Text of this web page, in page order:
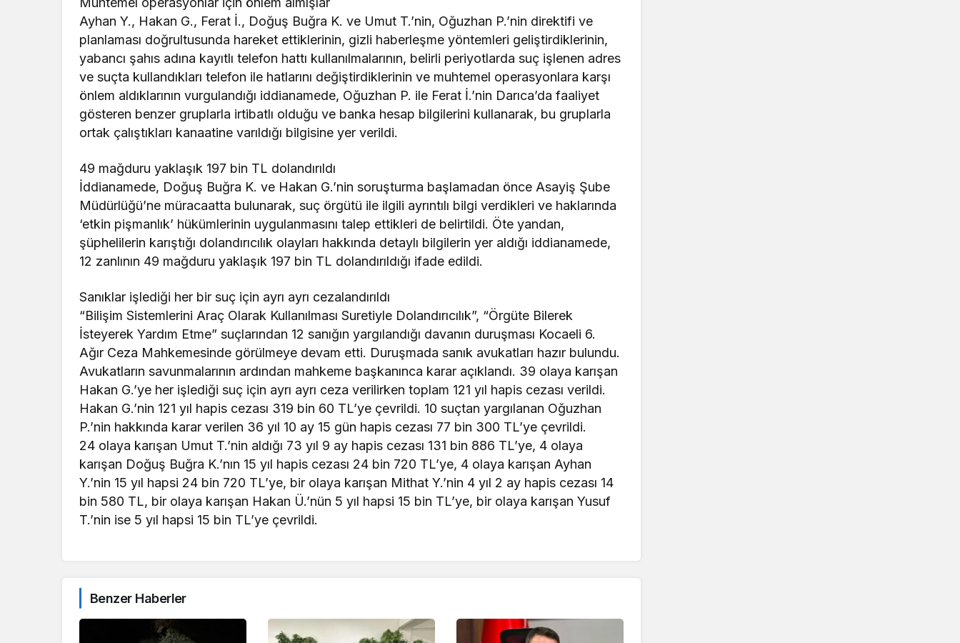
Ayhan Y., Hakan G., Ferat İ., Doğuş Buğra K. ve Umut T.’nin, Oğuzhan P.’nin direktifi ve
planlaması doğrultusunda hareket ettiklerinin, gizli haberleşme yöntemleri geliştirdiklerinin,
yabancı şahıs adına kayıtlı telefon hattı kullanılmalarının, belirli periyotlarda suç işlenen adres
ve suçta kullandıkları telefon ile hatlarını değiştirdiklerinin ve muhtemel operasyonlara karşı
önlem aldıklarının vurgulandığı iddianamede, Oğuzhan P. ile Ferat İ.’nin Darıca’da faaliyet
gösteren benzer gruplarla irtibatlı olduğu ve banka hesap bilgilerini kullanarak, bu gruplarla
ortak çalıştıkları kanaatine varıldığı bilgisine yer verildi.
49 mağduru yaklaşık 197 bin TL dolandırıldı
İddianamede, Doğuş Buğra K. ve Hakan G.’nin soruşturma başlamadan önce Asayiş Şube
Müdürlüğü’ne müracaatta bulunarak, suç örgütü ile ilgili ayrıntılı bilgi verdikleri ve haklarında
‘etkin pişmanlık’ hükümlerinin uygulanmasını talep ettikleri de belirtildi. Öte yandan,
şüphelilerin karıştığı dolandırıcılık olayları hakkında detaylı bilgilerin yer aldığı iddianamede,
12 zanlının 49 mağduru yaklaşık 197 bin TL dolandırıldığı ifade edildi.
Sanıklar işlediği her bir suç için ayrı ayrı cezalandırıldı
“Bilişim Sistemlerini Araç Olarak Kullanılması Suretiyle Dolandırıcılık”, “Örgüte Bilerek
İsteyerek Yardım Etme” suçlarından 12 sanığın yargılandığı davanın duruşması Kocaeli 6.
Ağır Ceza Mahkemesinde görülmeye devam etti. Duruşmada sanık avukatları hazır bulundu.
Avukatların savunmalarının ardından mahkeme başkanınca karar açıklandı. 39 olaya karışan
Hakan G.’ye her işlediği suç için ayrı ayrı ceza verilirken toplam 121 yıl hapis cezası verildi.
Hakan G.’nin 121 yıl hapis cezası 319 bin 60 TL’ye çevrildi. 10 suçtan yargılanan Oğuzhan
P.’nin hakkında karar verilen 36 yıl 10 ay 15 gün hapis cezası 77 bin 300 TL’ye çevrildi.
24 olaya karışan Umut T.’nin aldığı 73 yıl 9 ay hapis cezası 131 bin 886 TL’ye, 4 olaya
karışan Doğuş Buğra K.’nın 15 yıl hapis cezası 24 bin 720 TL’ye, 4 olaya karışan Ayhan
Y.’nin 15 yıl hapsi 24 bin 720 TL’ye, bir olaya karışan Mithat Y.’nin 4 yıl 2 ay hapis cezası 14
bin 580 TL, bir olaya karışan Hakan Ü.’nün 5 yıl hapsi 15 bin TL’ye, bir olaya karışan Yusuf
T.’nin ise 5 yıl hapsi 15 bin TL’ye çevrildi.
Benzer Haberler